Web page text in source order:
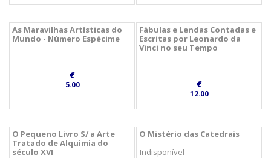
As Maravilhas Artísticas do
Mundo - Número Espécime
€
5.00
Fábulas e Lendas Contadas e
Escritas por Leonardo da
Vinci no seu Tempo
€
12.00
O Pequeno Livro S/ a Arte
Tratado de Alquimia do
século XVI
O Mistério das Catedrais
Indisponível